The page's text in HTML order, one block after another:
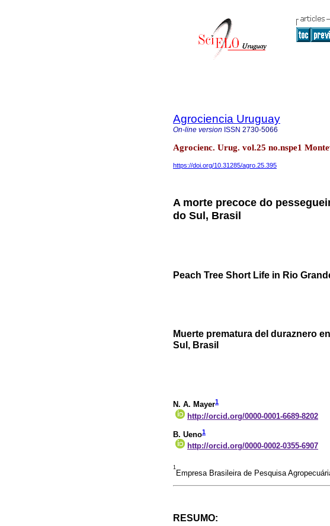
Agrociencia Uruguay
On-line version ISSN 2730-5066
Agrocienc. Urug. vol.25 no.nspe1
https://doi.org/10.31285/agro.25.395
A morte precoce do
do Sul, Brasil
Peach Tree Short Life in Rio
Muerte prematura del duraznero
Sul, Brasil
N. A. Mayer1
http://orcid.org/0000-0001-6689-8202
B. Ueno1
http://orcid.org/0000-0002-0355-6907
1
Empresa Brasileira de Pesquisa
RESUMO: